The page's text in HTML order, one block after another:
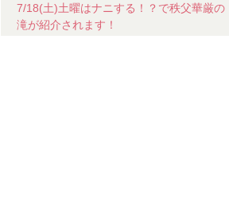
7/18(土)土曜はナニする！？で秩父華厳の
滝が紹介されます！